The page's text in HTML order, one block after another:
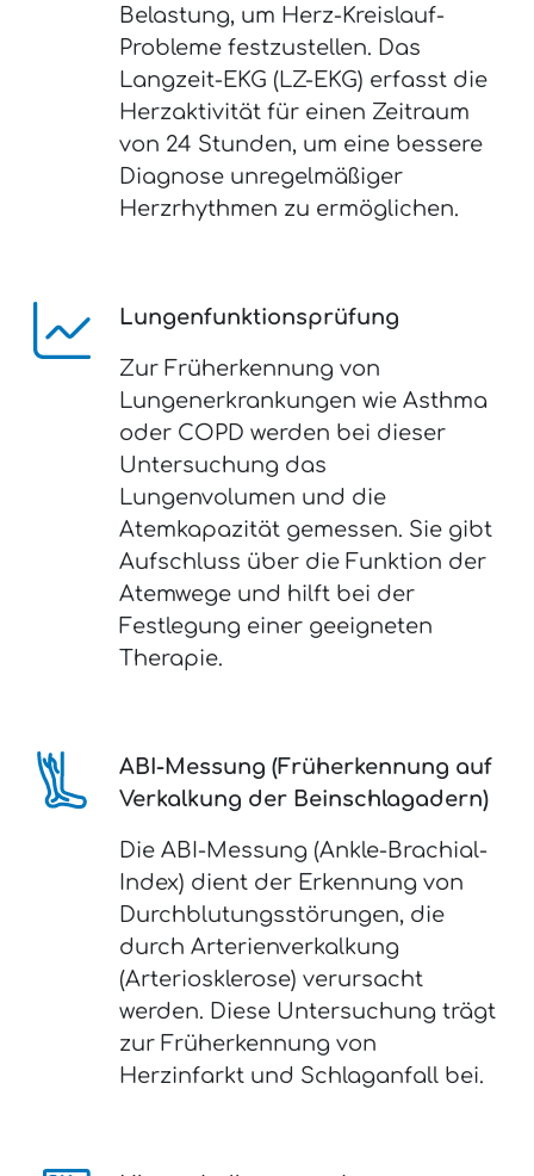
Belastung, um Herz-Kreislauf-
Probleme festzustellen. Das
Langzeit-EKG (LZ-EKG) erfasst die
Herzaktivität für einen Zeitraum
von 24 Stunden, um eine bessere
Diagnose unregelmäßiger
Herzrhythmen zu ermöglichen.
Lungenfunktionsprüfung
Zur Früherkennung von
Lungenerkrankungen wie Asthma
oder COPD werden bei dieser
Untersuchung das
Lungenvolumen und die
Atemkapazität gemessen. Sie gibt
Aufschluss über die Funktion der
Atemwege und hilft bei der
Festlegung einer geeigneten
Therapie.
ABI-Messung (Früherkennung auf
Verkalkung der Beinschlagadern)
Die ABI-Messung (Ankle-Brachial-
Index) dient der Erkennung von
Durchblutungsstörungen, die
durch Arterienverkalkung
(Arteriosklerose) verursacht
werden. Diese Untersuchung trägt
zur Früherkennung von
Herzinfarkt und Schlaganfall bei.